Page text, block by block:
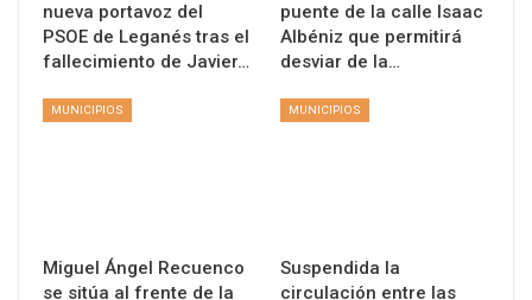
nueva portavoz del
PSOE de Leganés tras el
fallecimiento de Javier…
puente de la calle Isaac
Albéniz que permitirá
desviar de la…
MUNICIPIOS
Miguel Ángel Recuenco
se sitúa al frente de la
MUNICIPIOS
Suspendida la
circulación entre las